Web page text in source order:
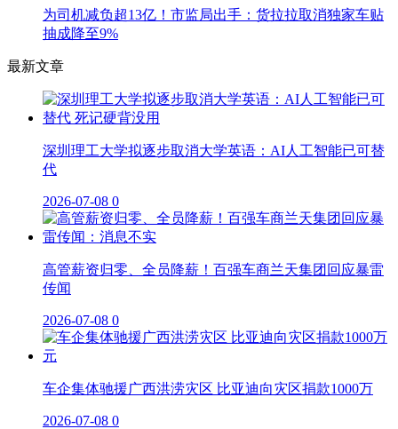
为司机减负超13亿！市监局出手：货拉拉取消独家车贴
抽成降至9%
最新文章
深圳理工大学拟逐步取消大学英语：AI人工智能已可替
代
2026-07-08 0
高管薪资归零、全员降薪！百强车商兰天集团回应暴雷
传闻
2026-07-08 0
车企集体驰援广西洪涝灾区 比亚迪向灾区捐款1000万
2026-07-08 0